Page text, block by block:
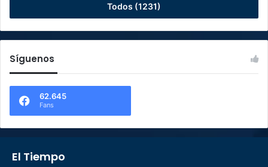
Todos (1231)
Síguenos
62.645
Fans
El Tiempo